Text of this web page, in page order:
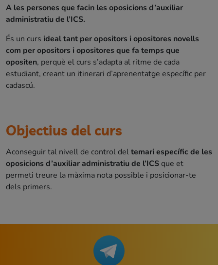
A les persones que facin les oposicions d’auxiliar
administratiu de l’ICS.
És un curs ideal tant per opositors i opositores novells
com per opositors i opositores que fa temps que
opositen, perquè el curs s’adapta al ritme de cada
estudiant, creant un itinerari d’aprenentatge específic per
cadascú.
Objectius del curs
Aconseguir tal nivell de control deltemari específic de les
oposicions d’auxiliar administratiu de l’ICSque et
permeti treure la màxima nota possible i posicionar-te
dels primers.